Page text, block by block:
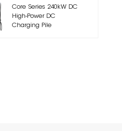
Core Series 240kW DC
High-Power DC
Charging Pile